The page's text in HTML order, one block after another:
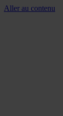
Aller au contenu